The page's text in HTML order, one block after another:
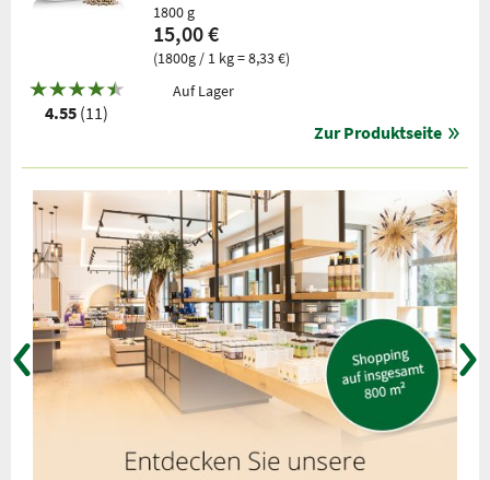
4.55 (11)
1800 g
15,00 €
(1800g / 1 kg = 8,33 €)
Auf Lager
Zur Produktseite